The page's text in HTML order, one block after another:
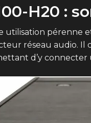
H20 :
utilisation pérenne
réseau audio. Il
d’y connecter